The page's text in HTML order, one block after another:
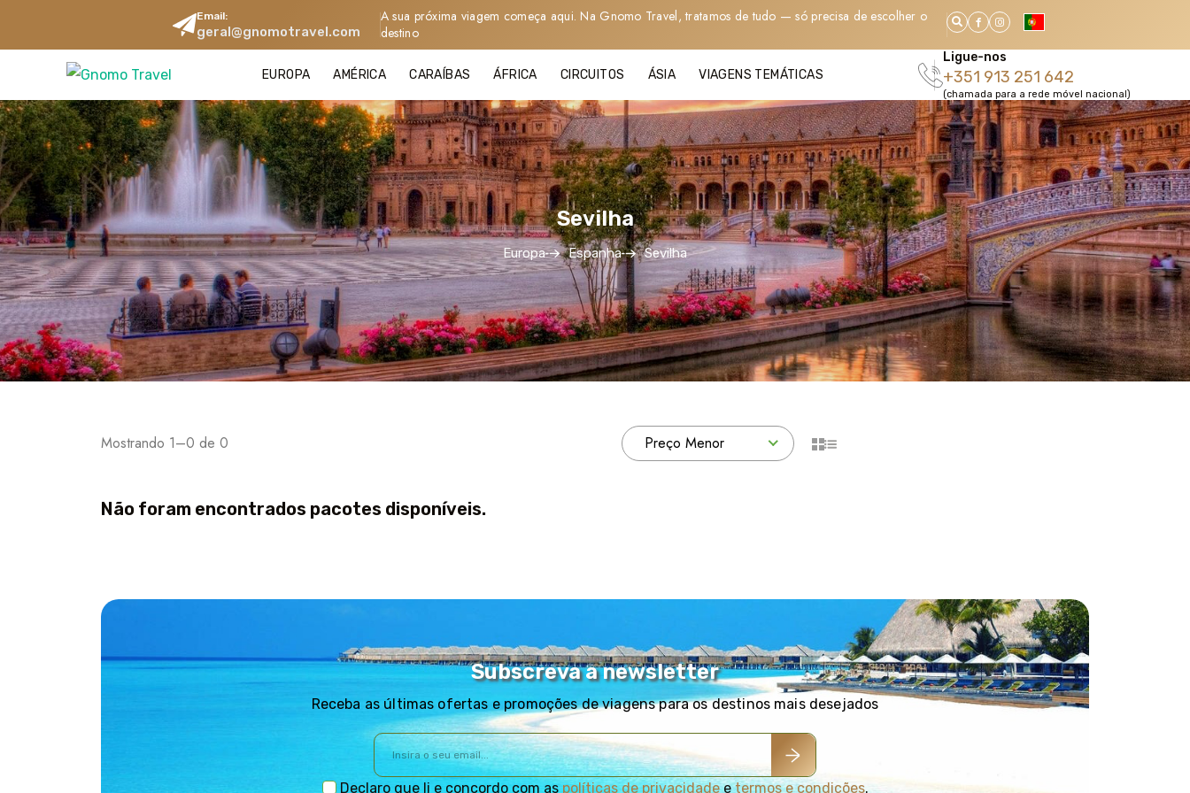
Email:
geral@gnomotravel.com
A sua próxima viagem começa aqui. Na Gnomo Travel, tratamos de tudo — só precisa de escolher o
destino
EUROPA AMÉRICA CARAÍBAS ÁFRICA CIRCUITOS ÁSIA VIAGENS TEMÁTICAS
Ligue-nos
+351 913 251 642
(chamada para a rede móvel nacional)
Sevilha
Europa Espanha Sevilha
Mostrando 1–0 de 0 Preço Menor
Não foram encontrados pacotes disponíveis.
Subscreva a newsletter
Receba as últimas ofertas e promoções de viagens para os destinos mais desejados
Declaro que li e concordo com aspolíticas de privacidadeetermos e condições.